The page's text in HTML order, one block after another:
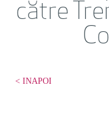
către
< INAPOI